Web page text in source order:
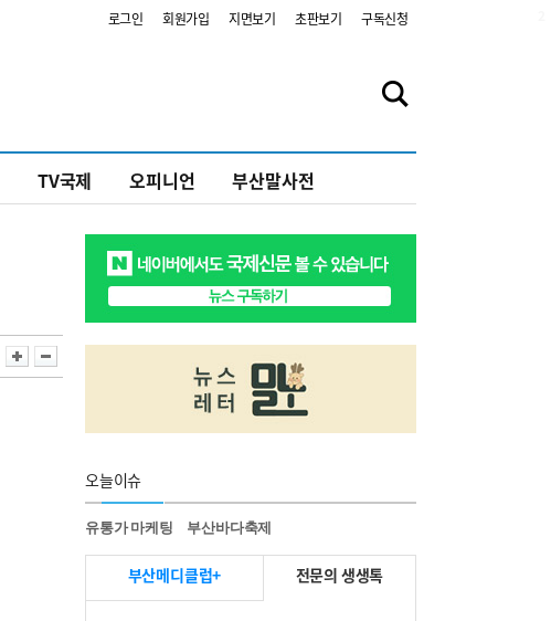
로그인 회원가입 지면보기 초판보기 구독신청
TV국제 오피니언 부산말사전
오늘이슈
유통가 마케팅 부산바다축제
부산메디클럽+ 전문의 생생톡